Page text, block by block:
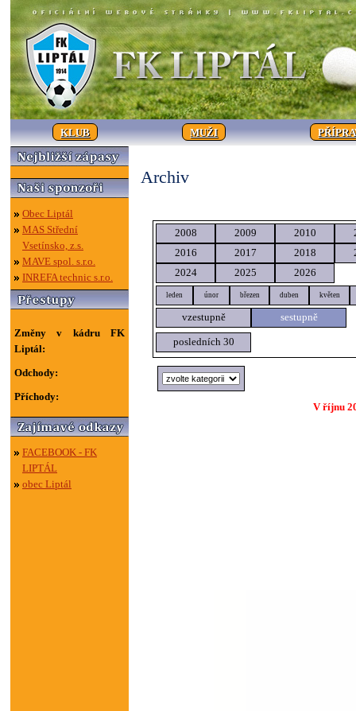
KLUB MUŽI
Obec Liptál
MAS Střední
Vsetínsko, z.s.
MAVE spol. s.r.o.
INREFA technic s.r.o.
Změny v kádru FK
Liptál:
Odchody:
Příchody:
FACEBOOK - FK
LIPTÁL
obec Liptál
Archiv
2008 2009 2010
2016
2017 2018
2024
2025 2026
leden únor březen duben květen
vzestupně sestupně
posledních 30
V říjnu